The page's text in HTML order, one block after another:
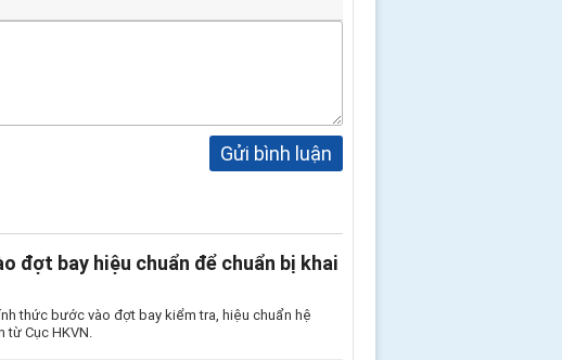
Gửi bình luận
đợt bay hiệu chuẩn để chuẩn bị khai
thức bước vào đợt bay kiểm tra, hiệu chuẩn hệ
từ Cục HKVN.